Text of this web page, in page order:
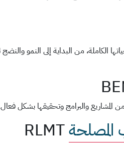
الكاملة، من البداية إلى النمو
المشاريع والبرامج وتحقيقها بشكل
المصلحةRLMT